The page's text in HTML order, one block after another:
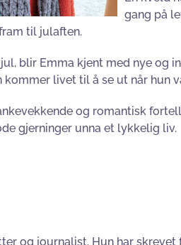
gang på
til julaften.
blir Emma kjent med nye og
kommer livet til å se ut når hun
og romantisk
gjerninger unna et lykkelig liv.
og journalist. Hun har